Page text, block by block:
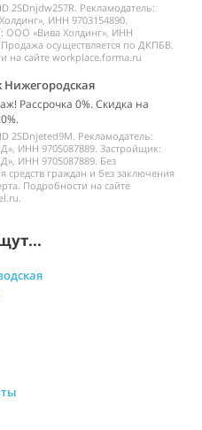
2SDnjdw257R. Рекламодатель:
ИНН 9703154890.
ООО «Вива Холдинг», ИНН
Продажа осуществляется по ДКПБВ.
на сайте workplace.forma.ru
Нижегородская
Рассрочка 0%. Скидка на
2SDnjeted9M. Рекламодатель:
ИНН 9705087889. Застройщик:
ИНН 9705087889. Без
средств граждан и без заключения
Подробности на сайте